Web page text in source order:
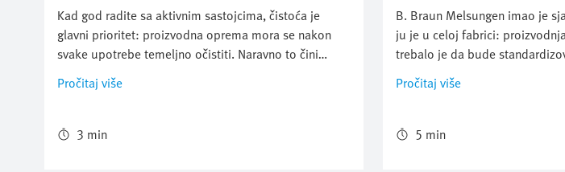
Kad god radite sa aktivnim sastojcima, čistoća je
glavni prioritet: proizvodna oprema mora se nakon
svake upotrebe temeljno očistiti. Naravno to čini
sistem podložnim habanju. Ili možete koristiti Festo
komponente od nerđajućeg čelika otporne na
čišćenje kompanije ROTAN za farmaceutsku
Pročitaj više
3 min
B. Braun Melsungen imao je
ju je u celoj fabrici:
trebalo je da bude
B. Braun se nadao da će to
produktivnosti, povećane
Uz podršku kompanije Festo.
Pročitaj više
5 min